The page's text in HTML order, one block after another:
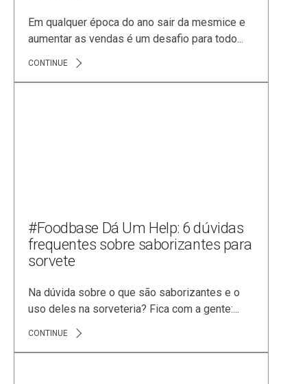
Em qualquer época do ano sair da mesmice e
aumentar as vendas é um desafio para todo...
CONTINUE
#Foodbase Dá Um Help: 6 dúvidas
frequentes sobre saborizantes para
sorvete
Na dúvida sobre o que são saborizantes e o
uso deles na sorveteria? Fica com a gente:...
CONTINUE